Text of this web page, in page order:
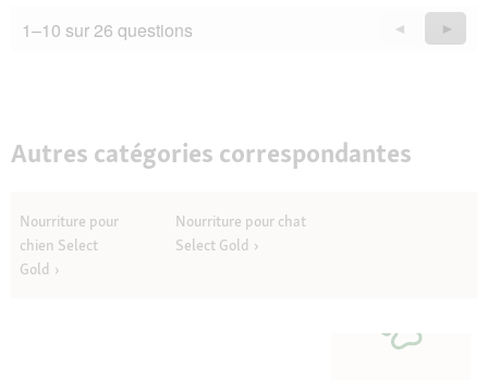
1–10 sur 26 questions
Précédent
Questions
◄ ►
Autres catégories correspondantes
Nourriture pour
chien Select
Gold
Nourriture pour chat
Select Gold